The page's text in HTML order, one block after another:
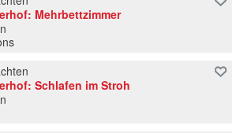
2 3 4
Meren
Mehrbettzimmer
Schlafen im Stroh